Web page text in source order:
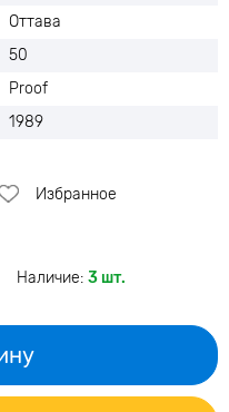
Оттава
50
Proof
1989
Избранное
Наличие: 3 шт.